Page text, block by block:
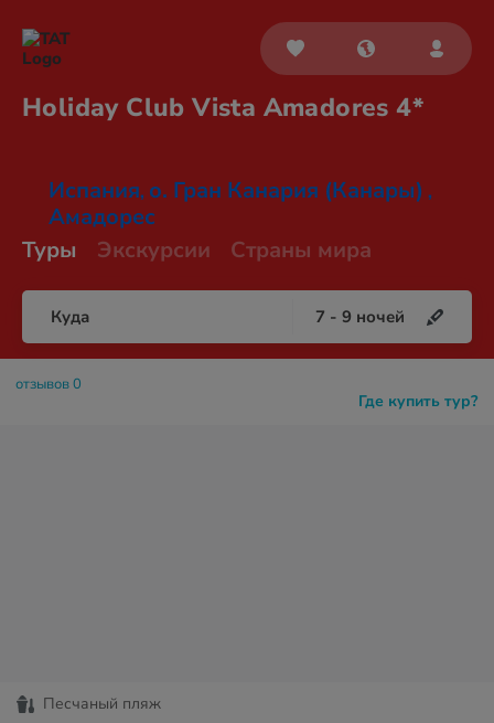
Holiday Club Vista Amadores 4*
Испания, о. Гран Канария (Канары) ,
Амадорес
Туры
Экскурсии Страны мира
Куда 7 - 9 ночей
Где купить тур?
отзывов 0
Песчаный пляж